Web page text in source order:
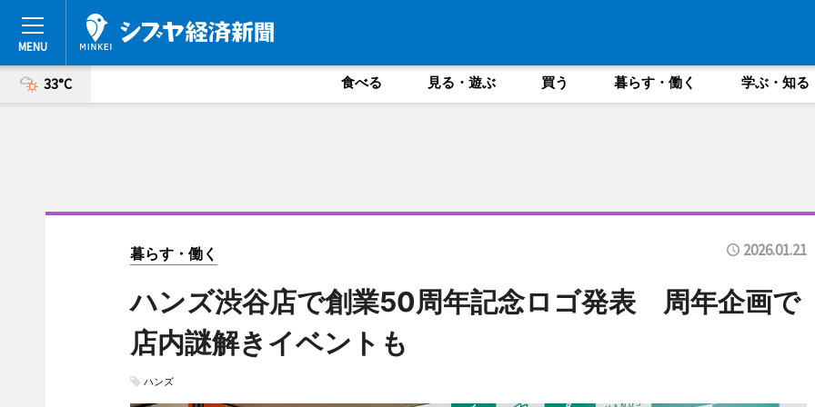
33°C 食べる 見る・遊ぶ 買う 暮らす・働く 学ぶ・知る
暮らす・働く 2026.01.21
ハンズ渋谷店で創業50周年記念ロゴ発表 周年企画で
店内謎解きイベントも
ハンズ